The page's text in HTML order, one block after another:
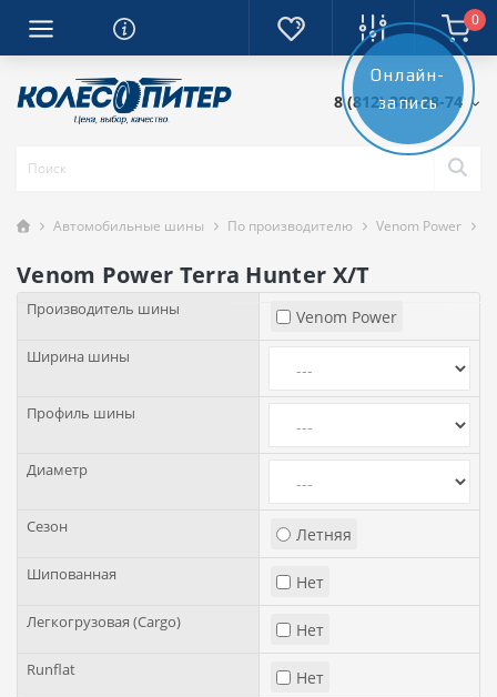
0
8 (812) 389-28-74
Автомобильные шины По производителю Venom Power
Venom Power Terra Hunter X/T
Производитель шины Venom Power
Ширина шины
Профиль шины
Диаметр
Сезон Летняя
Шипованная Нет
Легкогрузовая (Cargo) Нет
Runflat Нет
Онлайн-
запись